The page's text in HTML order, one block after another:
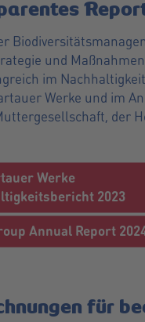
und
im
Werke und im
der
Werke
2023
Annual Report
für